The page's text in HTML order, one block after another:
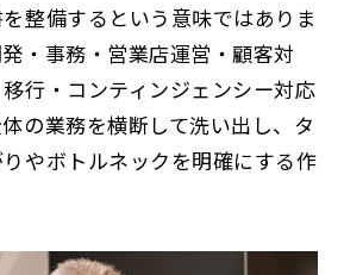
整備するという意味ではありま
・事務・営業店運営・顧客対
行・コンティンジェンシー対応
の業務を横断して洗い出し、タ
やボトルネックを明確にする作